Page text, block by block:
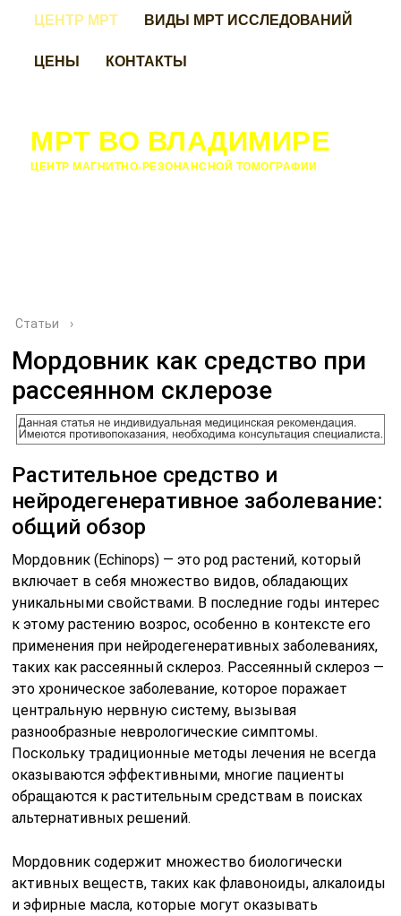
ЦЕНТР МРТ
ВИДЫ МРТ ИССЛЕДОВАНИЙ
ЦЕНЫ
КОНТАКТЫ
МРТ ВО ВЛАДИМИРЕ
ЦЕНТР МАГНИТНО-РЕЗОНАНСНОЙ ТОМОГРАФИИ
Статьи ›
Мордовник как средство при
рассеянном склерозе
Растительное средство и
нейродегенеративное заболевание:
общий обзор
Мордовник (Echinops) — это род растений, который
включает в себя множество видов, обладающих
уникальными свойствами. В последние годы интерес
к этому растению возрос, особенно в контексте его
применения при нейродегенеративных заболеваниях,
таких как рассеянный склероз. Рассеянный склероз —
это хроническое заболевание, которое поражает
центральную нервную систему, вызывая
разнообразные неврологические симптомы.
Поскольку традиционные методы лечения не всегда
оказываются эффективными, многие пациенты
обращаются к растительным средствам в поисках
альтернативных решений.
Мордовник содержит множество биологически
активных веществ, таких как флавоноиды, алкалоиды
и эфирные масла, которые могут оказывать